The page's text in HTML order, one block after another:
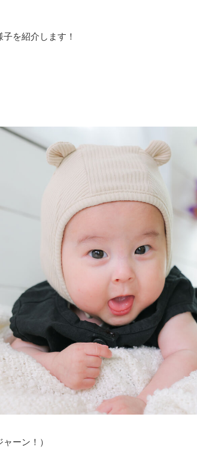
を紹介します！
ーン！）